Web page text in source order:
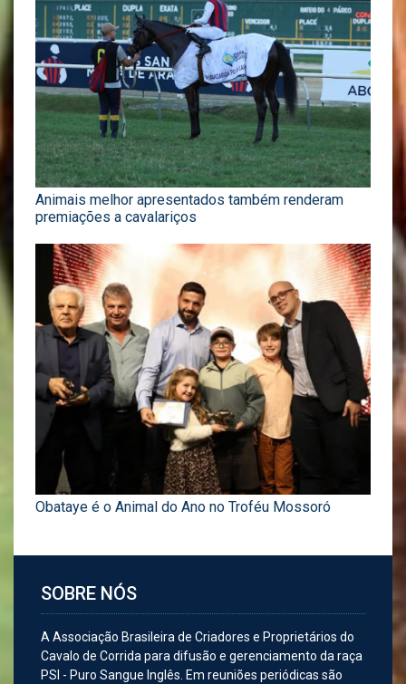
Animais melhor apresentados também renderam
premiações a cavalariços
Obataye é o Animal do Ano no Troféu Mossoró
SOBRE NÓS
A Associação Brasileira de Criadores e Proprietários do
Cavalo de Corrida para difusão e gerenciamento da raça
PSI - Puro Sangue Inglês. Em reuniões periódicas são